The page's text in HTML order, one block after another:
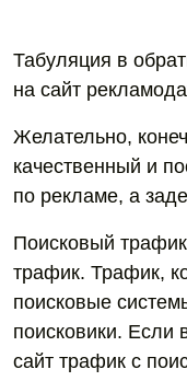
Табуляция в
на сайт
Желательно,
качественный и
по рекламе, а
Поисковый
трафик. Трафик,
поисковые
поисковики. Если
сайт трафик с